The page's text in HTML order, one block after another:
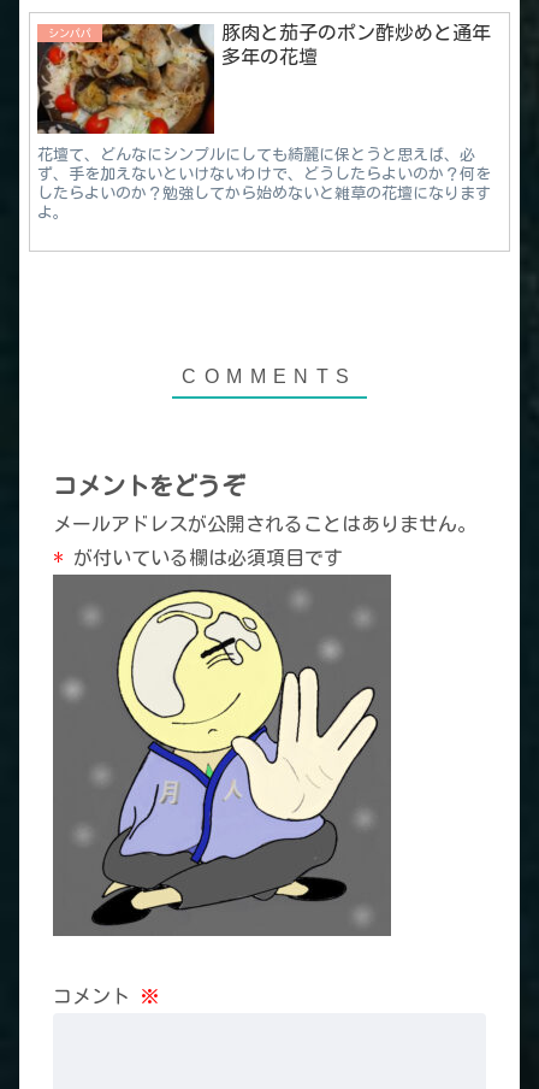
シンパパ
豚肉と茄子のポン酢炒めと通年
多年の花壇
花壇て、どんなにシンプルにしても綺麗に保とうと思えば、必
ず、手を加えないといけないわけで、どうしたらよいのか？何を
したらよいのか？勉強してから始めないと雑草の花壇になります
よ。
コメントをどうぞ
メールアドレスが公開されることはありません。
* が付いている欄は必須項目です
コメント ※